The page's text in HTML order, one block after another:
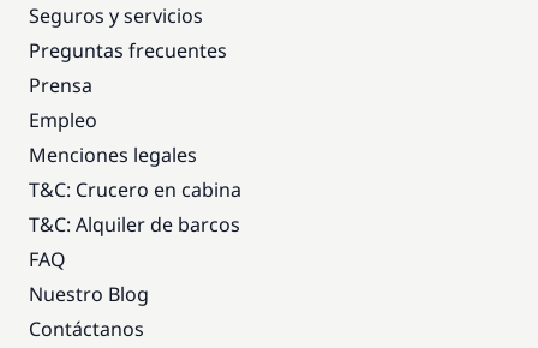
Seguros y servicios
Preguntas frecuentes
Prensa
Empleo
Menciones legales
T&C: Crucero en cabina
T&C: Alquiler de barcos
FAQ
Nuestro Blog
Contáctanos